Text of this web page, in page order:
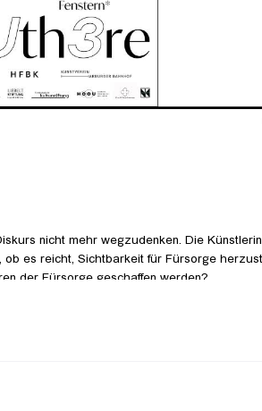
abspielen
nicht mehr wegzudenken. Die
es reicht, Sichtbarkeit für Fürsorge
der Fürsorge geschaffen werden?
- aber auch ausgehend von ihren
als Organisationsprinzip auszuloten, um